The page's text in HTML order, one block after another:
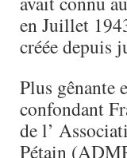
en Juillet
créée depuis
Plus gênante
confondant
de l’
Pétain